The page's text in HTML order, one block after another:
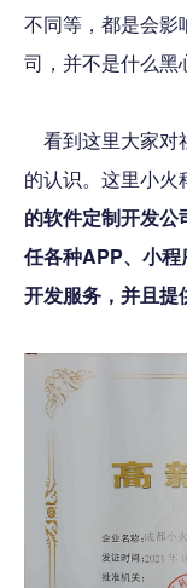
不同等，都是会影
司，并不是什么黑
看到这里大家对
的认识。这里小火
的软件定制开发
任各种APP、小
开发服务，并且提